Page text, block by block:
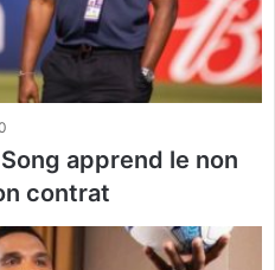
apprend le non
contrat